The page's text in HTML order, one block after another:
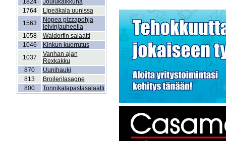
1824
Joulukalkkuna
1764
Lipeäkala uunissa
1563
Nopea pizzapohja
leivinjauheella
1058
Waldorfin salaatti
1046
Kinkun kuorrutus
1037
Vanhan ajan
Rexkakku
870
Uunihauki
813
Broilerilasagne
800
Tonnikalapastasalaatti